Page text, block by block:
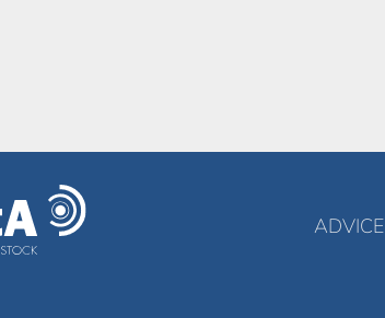
ADVICE